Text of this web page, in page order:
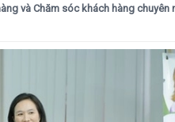
và Chăm sóc khách hàng chuyên